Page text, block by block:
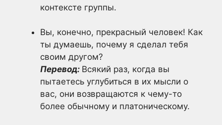
контексте группы.
Вы, конечно, прекрасный человек! Как
ты думаешь, почему я сделал тебя
своим другом?
Перевод: Всякий раз, когда вы
пытаетесь углубиться в их мысли о
вас, они возвращаются к чему-то
более обычному и платоническому.